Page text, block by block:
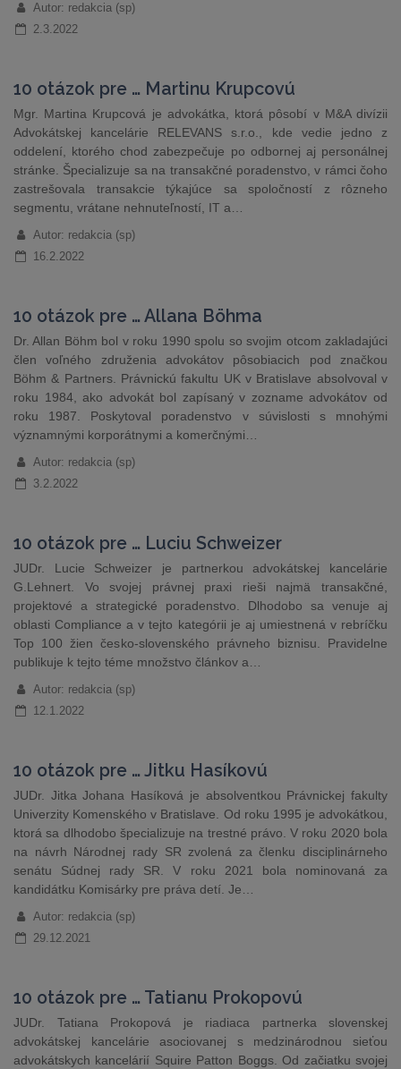
Autor: redakcia (sp)
2.3.2022
10 otázok pre … Martinu Krupcovú
Mgr. Martina Krupcová je advokátka, ktorá pôsobí v M&A divízii
Advokátskej kancelárie RELEVANS s.r.o., kde vedie jedno z
oddelení, ktorého chod zabezpečuje po odbornej aj personálnej
stránke. Špecializuje sa na transakčné poradenstvo, v rámci čoho
zastrešovala transakcie týkajúce sa spoločností z rôzneho
segmentu, vrátane nehnuteľností, IT a…
Autor: redakcia (sp)
16.2.2022
10 otázok pre … Allana Böhma
Dr. Allan Böhm bol v roku 1990 spolu so svojim otcom zakladajúci
člen voľného združenia advokátov pôsobiacich pod značkou
Böhm & Partners. Právnickú fakultu UK v Bratislave absolvoval v
roku 1984, ako advokát bol zapísaný v zozname advokátov od
roku 1987. Poskytoval poradenstvo v súvislosti s mnohými
významnými korporátnymi a komerčnými…
Autor: redakcia (sp)
3.2.2022
10 otázok pre … Luciu Schweizer
JUDr. Lucie Schweizer je partnerkou advokátskej kancelárie
G.Lehnert. Vo svojej právnej praxi rieši najmä transakčné,
projektové a strategické poradenstvo. Dlhodobo sa venuje aj
oblasti Compliance a v tejto kategórii je aj umiestnená v rebríčku
Top 100 žien česko-slovenského právneho biznisu. Pravidelne
publikuje k tejto téme množstvo článkov a…
Autor: redakcia (sp)
12.1.2022
10 otázok pre … Jitku Hasíkovú
JUDr. Jitka Johana Hasíková je absolventkou Právnickej fakulty
Univerzity Komenského v Bratislave. Od roku 1995 je advokátkou,
ktorá sa dlhodobo špecializuje na trestné právo. V roku 2020 bola
na návrh Národnej rady SR zvolená za členku disciplinárneho
senátu Súdnej rady SR. V roku 2021 bola nominovaná za
kandidátku Komisárky pre práva detí. Je…
Autor: redakcia (sp)
29.12.2021
10 otázok pre … Tatianu Prokopovú
JUDr. Tatiana Prokopová je riadiaca partnerka slovenskej
advokátskej kancelárie asociovanej s medzinárodnou sieťou
advokátskych kancelárií Squire Patton Boggs. Od začiatku svojej